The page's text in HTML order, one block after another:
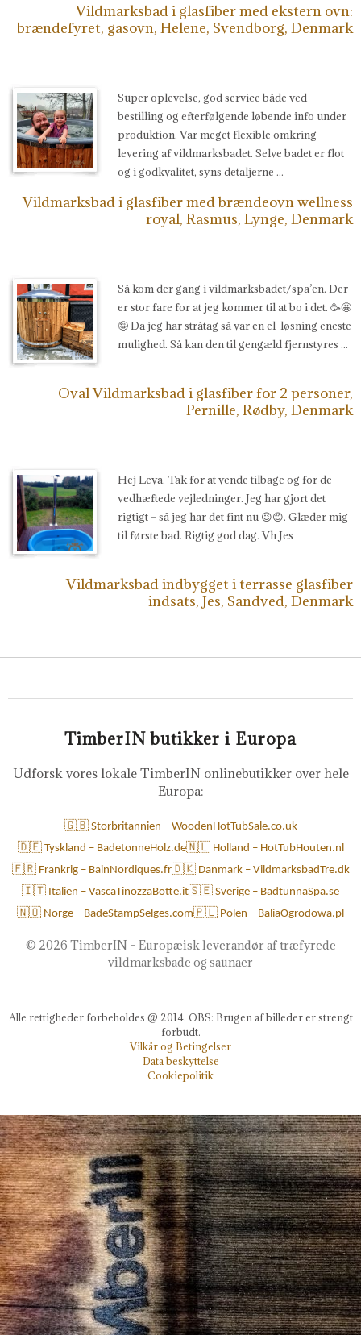
Vildmarksbad i glasfiber med ekstern ovn:
brændefyret, gasovn, Helene, Svendborg, Denmark
Super oplevelse, god service både ved
bestilling og efterfølgende løbende info under
produktion. Var meget flexible omkring
levering af vildmarksbadet. Selve badet er flot
og i godkvalitet, syns detaljerne ...
Vildmarksbad i glasfiber med brændeovn wellness
royal, Rasmus, Lynge, Denmark
Så kom der gang i vildmarksbadet/spa’en. Der
er stor fare for at jeg kommer til at bo i det. 🥳🤩
🤪 Da jeg har stråtag så var en el-løsning eneste
mulighed. Så kan den til gengæld fjernstyres ...
Oval Vildmarksbad i glasfiber for 2 personer,
Pernille, Rødby, Denmark
Hej Leva. Tak for at vende tilbage og for de
vedhæftede vejledninger. Jeg har gjort det
rigtigt – så jeg har det fint nu 😉😊. Glæder mig
til første bad. Rigtig god dag. Vh Jes
Vildmarksbad indbygget i terrasse glasfiber
indsats, Jes, Sandved, Denmark
TimberIN butikker i Europa
Udforsk vores lokale TimberIN onlinebutikker over hele
Europa:
🇬🇧 Storbritannien – WoodenHotTubSale.co.uk
🇩🇪 Tyskland – BadetonneHolz.de🇳🇱 Holland – HotTubHouten.nl
🇫🇷 Frankrig – BainNordiques.fr🇩🇰 Danmark – VildmarksbadTre.dk
🇮🇹 Italien – VascaTinozzaBotte.it🇸🇪 Sverige – BadtunnaSpa.se
🇳🇴 Norge – BadeStampSelges.com🇵🇱 Polen – BaliaOgrodowa.pl
© 2026 TimberIN – Europæisk leverandør af træfyrede
vildmarksbade og saunaer
Alle rettigheder forbeholdes @ 2014. OBS: Brugen af billeder er strengt
forbudt.
Vilkår og Betingelser
Data beskyttelse
Cookiepolitik